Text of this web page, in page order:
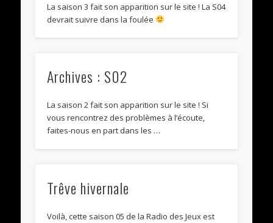
La saison 3 fait son apparition sur le site ! La S04
devrait suivre dans la foulée
Archives : S02
La saison 2 fait son apparition sur le site ! Si
vous rencontrez des problèmes à l’écoute,
faites-nous en part dans les …
Trêve hivernale
Voilà, cette saison 05 de la Radio des Jeux est